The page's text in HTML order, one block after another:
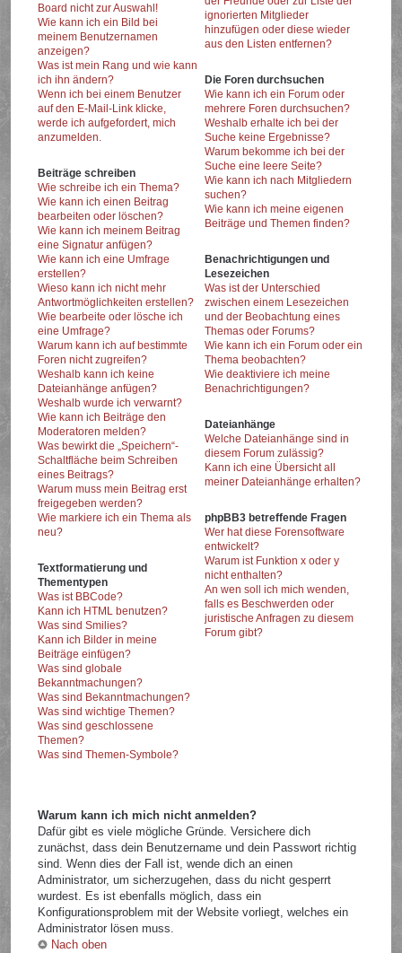
Board nicht zur Auswahl!
Wie kann ich ein Bild bei
meinem Benutzernamen
anzeigen?
Was ist mein Rang und wie kann
ich ihn ändern?
Wenn ich bei einem Benutzer
auf den E-Mail-Link klicke,
werde ich aufgefordert, mich
anzumelden.
Beiträge schreiben
Wie schreibe ich ein Thema?
Wie kann ich einen Beitrag
bearbeiten oder löschen?
Wie kann ich meinem Beitrag
eine Signatur anfügen?
Wie kann ich eine Umfrage
erstellen?
Wieso kann ich nicht mehr
Antwortmöglichkeiten erstellen?
Wie bearbeite oder lösche ich
eine Umfrage?
Warum kann ich auf bestimmte
Foren nicht zugreifen?
Weshalb kann ich keine
Dateianhänge anfügen?
Weshalb wurde ich verwarnt?
Wie kann ich Beiträge den
Moderatoren melden?
Was bewirkt die „Speichern“-
Schaltfläche beim Schreiben
eines Beitrags?
Warum muss mein Beitrag erst
freigegeben werden?
Wie markiere ich ein Thema als
neu?
Textformatierung und
Thementypen
Was ist BBCode?
Kann ich HTML benutzen?
Was sind Smilies?
Kann ich Bilder in meine
Beiträge einfügen?
Was sind globale
Bekanntmachungen?
Was sind Bekanntmachungen?
Was sind wichtige Themen?
Was sind geschlossene
Themen?
Was sind Themen-Symbole?
ignorierten Mitglieder
hinzufügen oder diese wieder
aus den Listen entfernen?
Die Foren durchsuchen
Wie kann ich ein Forum oder
mehrere Foren durchsuchen?
Weshalb erhalte ich bei der
Suche keine Ergebnisse?
Warum bekomme ich bei der
Suche eine leere Seite?
Wie kann ich nach Mitgliedern
suchen?
Wie kann ich meine eigenen
Beiträge und Themen finden?
Benachrichtigungen und
Lesezeichen
Was ist der Unterschied
zwischen einem Lesezeichen
und der Beobachtung eines
Themas oder Forums?
Wie kann ich ein Forum oder ein
Thema beobachten?
Wie deaktiviere ich meine
Benachrichtigungen?
Dateianhänge
Welche Dateianhänge sind in
diesem Forum zulässig?
Kann ich eine Übersicht all
meiner Dateianhänge erhalten?
phpBB3 betreffende Fragen
Wer hat diese Forensoftware
entwickelt?
Warum ist Funktion x oder y
nicht enthalten?
An wen soll ich mich wenden,
falls es Beschwerden oder
juristische Anfragen zu diesem
Forum gibt?
Warum kann ich mich nicht anmelden?
Dafür gibt es viele mögliche Gründe. Versichere dich
zunächst, dass dein Benutzername und dein Passwort richtig
sind. Wenn dies der Fall ist, wende dich an einen
Administrator, um sicherzugehen, dass du nicht gesperrt
wurdest. Es ist ebenfalls möglich, dass ein
Konfigurationsproblem mit der Website vorliegt, welches ein
Administrator lösen muss.
Nach oben